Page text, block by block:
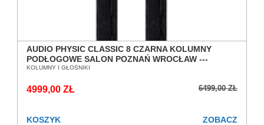
AUDIO PHYSIC CLASSIC 8 CZARNA KOLUMNY
PODŁOGOWE SALON POZNAŃ WROCŁAW ---
DOSTĘPNE OD RĘKI ---
KOLUMNY I GŁOŚNIKI
6499,00 ZŁ
4999,00 ZŁ
KOSZYK ZOBACZ